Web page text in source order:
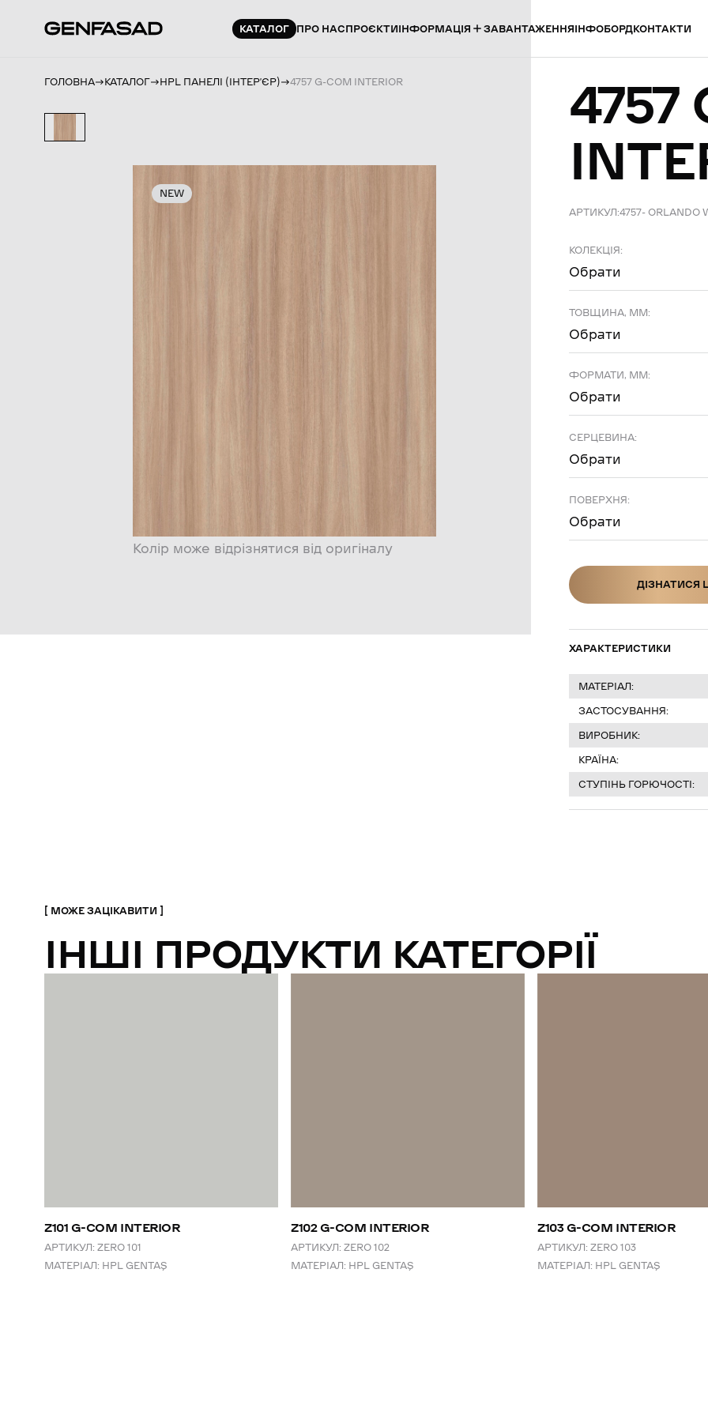
КАТАЛОГ ПРО НАСПРОЄКТИІНФОРМАЦІЯ ЗАВАНТАЖЕННЯІНФОБОРДКОНТАКТИ
ГОЛОВНА КАТАЛОГ HPL ПАНЕЛІ (ІНТЕРʼЄР) 4757 G-COM INTERIOR
NEW
Колір може відрізнятися від оригіналу
4757
АРТИКУЛ:4757- ORLANDO
КОЛЕКЦІЯ:
Обрати
ТОВЩИНА, ММ:
Обрати
ФОРМАТИ, ММ:
Обрати
СЕРЦЕВИНА:
Обрати
ПОВЕРХНЯ:
Обрати
ДІЗНАТИСЯ
ХАРАКТЕРИСТИКИ
МАТЕРІАЛ:
ЗАСТОСУВАННЯ:
ВИРОБНИК:
КРАЇНА:
СТУПІНЬ ГОРЮЧОСТІ:
МОЖЕ ЗАЦІКАВИТИ
ІНШІ ПРОДУКТИ КАТЕГОРІЇ
Z101 G-COM INTERIOR
АРТИКУЛ: ZERO 101
МАТЕРІАЛ: HPL GENTAŞ
Z102 G-COM INTERIOR
АРТИКУЛ: ZERO 102
МАТЕРІАЛ: HPL GENTAŞ
Z103 G-COM INTERIOR
АРТИКУЛ: ZERO 103
МАТЕРІАЛ: HPL GENTAŞ